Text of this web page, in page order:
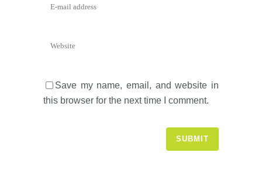
Save my name, email, and website in
this browser for the next time I comment.